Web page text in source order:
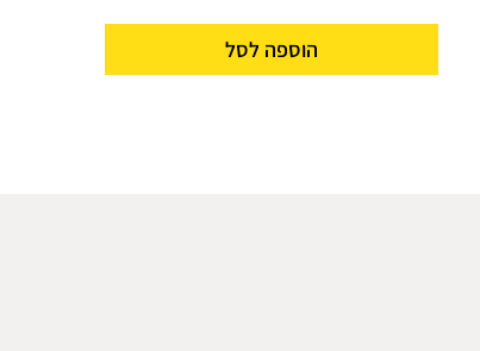
לסיפון המשולב המיוצר בישראל אם תקן
מאושר ממכון התקנים, מספר ייתרונות :
הוספה לסל